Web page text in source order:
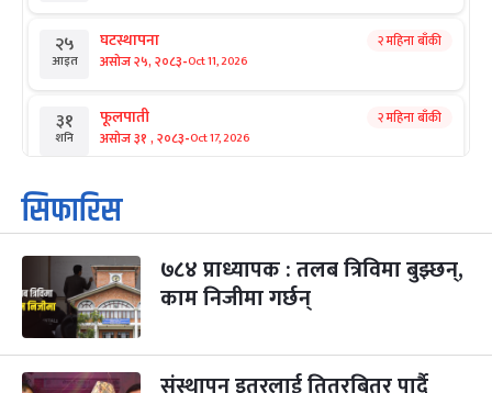
२५
आइत
घटस्थापना
असोज २५, २०८३-Oct 11, 2026
२ महिना बाँकी
३१
शनि
फूलपाती
असोज ३१ , २०८३-Oct 17, 2026
२ महिना बाँकी
१
आइत
कार्तिक सङ्क्रान्ति
कार्तिक १, २०८३
३
मंगल
महानवमी
कार्तिक ३, २०८३-Oct 20, 2026
२ महिना बाँकी
४
बुध कार्तिक ४, २०८३
सिफारिस
७८४ प्राध्यापक : तलब त्रिविमा बुझ्छन्,
काम निजीमा गर्छन्